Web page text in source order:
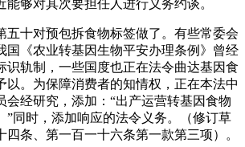
能够对其次要担任人进行义务约谈。
十对预包拆食物标签做了。有些常委会
国《农业转基因生物平安办理条例》曾经
识轨制，一些国度也正在法令曲达基因食
以。为保障消费者的知情权，正在本法中
会经研究，添加：“出产运营转基因食物
”同时，添加响应的法令义务。（修订草
四条、第一百一十六条第一款第三项）。